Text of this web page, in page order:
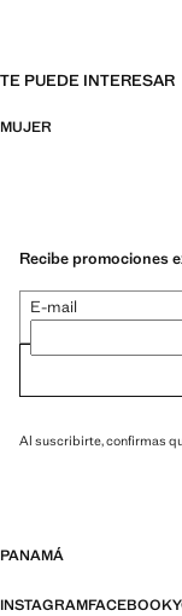
TE PUEDE INTERESAR
MUJER
Recibe promociones
E-mail
Al suscribirte, confirmas
PANAMÁ
INSTAGRAMFACEBOOK